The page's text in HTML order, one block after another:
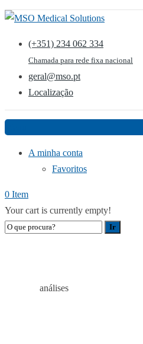
(+351) 234 062 334
Chamada para rede fixa nacional
geral@mso.pt
Localização
A minha conta
Favoritos
0 Item
Your cart is currently empty!
análises